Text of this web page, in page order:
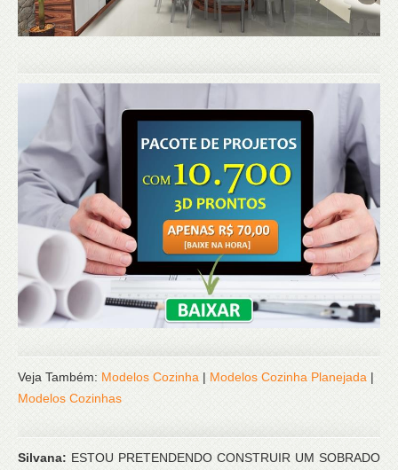
Veja Também: Modelos Cozinha | Modelos Cozinha Planejada |
Modelos Cozinhas
Silvana: ESTOU PRETENDENDO CONSTRUIR UM SOBRADO